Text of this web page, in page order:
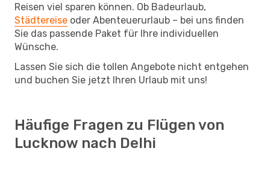
Reisen viel sparen können. Ob Badeurlaub,
Städtereise oder Abenteuerurlaub – bei uns finden
Sie das passende Paket für Ihre individuellen
Wünsche.
Lassen Sie sich die tollen Angebote nicht entgehen
und buchen Sie jetzt Ihren Urlaub mit uns!
Häufige Fragen zu Flügen von
Lucknow nach Delhi